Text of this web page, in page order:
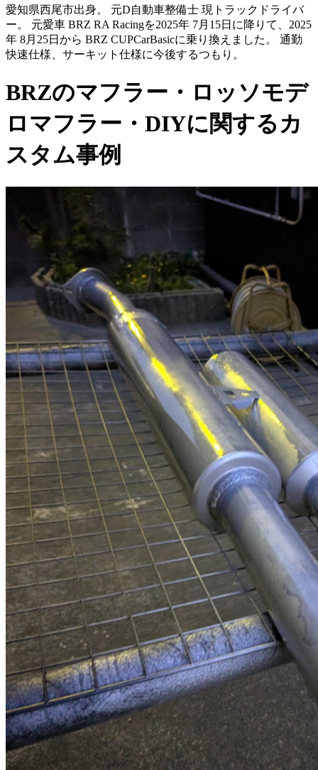
愛知県西尾市出身。 元D自動車整備士 現トラックドライバ
ー。 元愛車 BRZ RA Racingを2025年 7月15日に降りて、2025
年 8月25日から BRZ CUPCarBasicに乗り換えました。 通勤
快速仕様、サーキット仕様に今後するつもり。
BRZのマフラー・ロッソモデ
ロマフラー・DIYに関するカ
スタム事例